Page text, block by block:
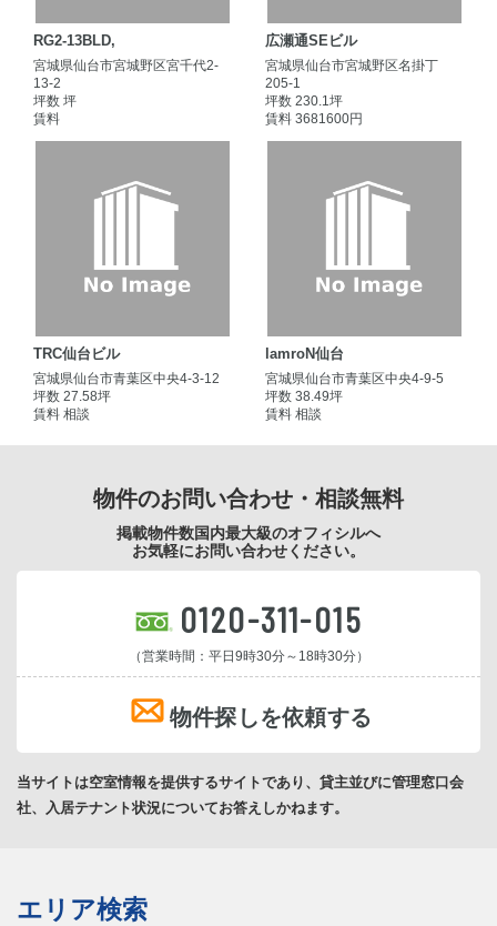
RG2-13BLD,
宮城県仙台市宮城野区宮千代2-
13-2
坪数 坪
賃料
広瀬通SEビル
宮城県仙台市宮城野区名掛丁
205-1
坪数 230.1坪
賃料 3681600円
TRC仙台ビル
宮城県仙台市青葉区中央4-3-12
坪数 27.58坪
賃料 相談
lamroN仙台
宮城県仙台市青葉区中央4-9-5
坪数 38.49坪
賃料 相談
物件のお問い合わせ・相談無料
掲載物件数国内最大級のオフィシルへ
お気軽にお問い合わせください。
0120-311-015
（営業時間：平日9時30分～18時30分）
物件探しを依頼する
当サイトは空室情報を提供するサイトであり、貸主並びに管理窓口会
社、入居テナント状況についてお答えしかねます。
エリア検索